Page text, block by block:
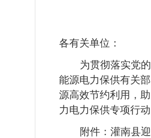
各有关单位：
为贯彻落实党
能源电力保供有关
源高效节约利用，
力电力保供专项行动
附件： 灌南县